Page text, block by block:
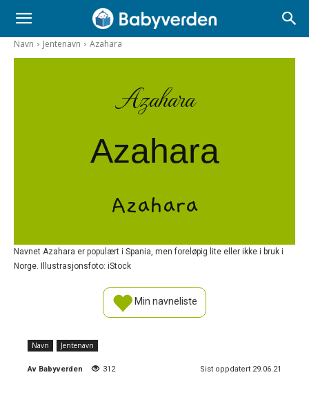
Navn Jentenavn Azahara
Azahara
Azahara
Azahara
Navnet Azahara er populært i Spania, men foreløpig lite eller ikke i bruk i
Norge. Illustrasjonsfoto: iStock
Min navneliste
Navn Jentenavn
Av Babyverden 312 Sist oppdatert 29.06.21